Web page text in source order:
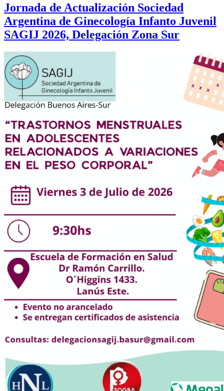
Jornada de Actualización Sociedad
Argentina de Ginecología Infanto Juvenil
SAGIJ 2026, Delegación Zona Sur